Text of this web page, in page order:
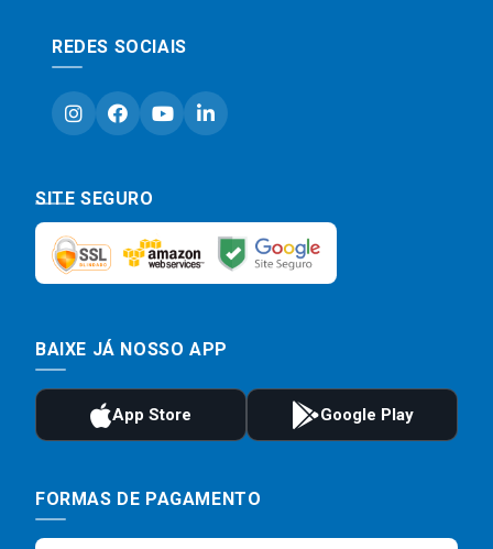
REDES SOCIAIS
SITE SEGURO
BAIXE JÁ NOSSO APP
FORMAS DE PAGAMENTO